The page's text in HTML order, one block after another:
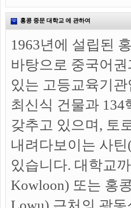
홍콩 중문 대학교 에 관하여
1963년에 설립된
바탕으로 중국어
있는 고등교육기
최신식 건물과
갖추고 있으며, 토
내려다보이는 사
있습니다. 대학교
Kowloon) 또는 홍